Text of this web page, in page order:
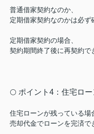
普通借家契約なのか、
定期借家契約なのかは必ず
定期借家契約の場合、
契約期間終了後に再契約で
⚪️ ポイント4：住宅ロ
住宅ローンが残っている場
売却代金でローンを完済で